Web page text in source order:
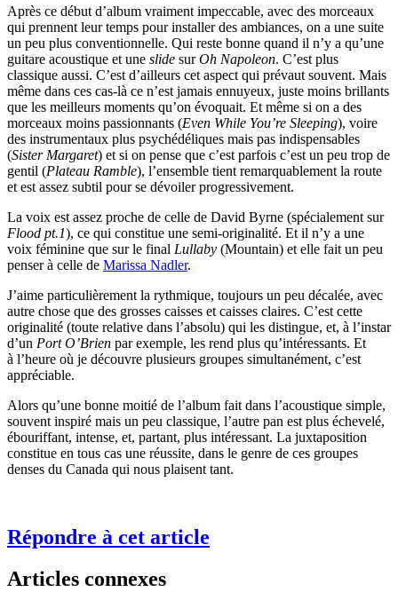
Après ce début d’album vraiment impeccable, avec des morceaux
qui prennent leur temps pour installer des ambiances, on a une suite
un peu plus conventionnelle. Qui reste bonne quand il n’y a qu’une
guitare acoustique et une slide surOh Napoleon. C’est plus
classique aussi. C’est d’ailleurs cet aspect qui prévaut souvent. Mais
même dans ces cas-là ce n’est jamais ennuyeux, juste moins brillants
que les meilleurs moments qu’on évoquait. Et même si on a des
morceaux moins passionnants (Even While You’re Sleeping), voire
des instrumentaux plus psychédéliques mais pas indispensables
(Sister Margaret) et si on pense que c’est parfois c’est un peu trop de
gentil (Plateau Ramble), l’ensemble tient remarquablement la route
et est assez subtil pour se dévoiler progressivement.
La voix est assez proche de celle de David Byrne (spécialement sur
Flood pt.1), ce qui constitue une semi-originalité. Et il n’y a une
voix féminine que sur le final Lullaby (Mountain) et elle fait un peu
penser à celle de Marissa Nadler.
J’aime particulièrement la rythmique, toujours un peu décalée, avec
autre chose que des grosses caisses et caisses claires. C’est cette
originalité (toute relative dans l’absolu) qui les distingue, et, à l’instar
d’un Port O’Brien par exemple, les rend plus qu’intéressants. Et
à l’heure où je découvre plusieurs groupes simultanément, c’est
appréciable.
Alors qu’une bonne moitié de l’album fait dans l’acoustique simple,
souvent inspiré mais un peu classique, l’autre pan est plus échevelé,
ébouriffant, intense, et, partant, plus intéressant. La juxtaposition
constitue en tous cas une réussite, dans le genre de ces groupes
denses du Canada qui nous plaisent tant.
Répondre à cet article
Articles connexes